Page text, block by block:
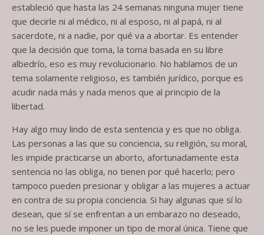
estableció que hasta las 24 semanas ninguna mujer tiene
que decirle ni al médico, ni al esposo, ni al papá, ni al
sacerdote, ni a nadie, por qué va a abortar. Es entender
que la decisión que toma, la toma basada en su libre
albedrío, eso es muy revolucionario. No hablamos de un
tema solamente religioso, es también jurídico, porque es
acudir nada más y nada menos que al principio de la
libertad.
Hay algo muy lindo de esta sentencia y es que no obliga.
Las personas a las que su conciencia, su religión, su moral,
les impide practicarse un aborto, afortunadamente esta
sentencia no las obliga, no tienen por qué hacerlo; pero
tampoco pueden presionar y obligar a las mujeres a actuar
en contra de su propia conciencia. Si hay algunas que sí lo
desean, que sí se enfrentan a un embarazo no deseado,
no se les puede imponer un tipo de moral única. Tiene que